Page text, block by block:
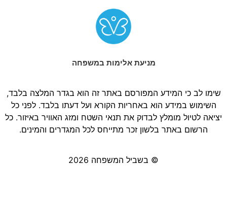
מניעת אלימות במשפחה
שימו לב כי המידע המפורסם באתר זה הוא בגדר המלצה בלבד,
השימוש במידע הוא באחריות הקורא ועל דעתו בלבד. לפני כל
יציאה לטיול מומלץ לבדוק את תנאי השטח ומזג האוויר באיזור. כל
הרשום באתר בלשון זכר מתייחס לכל המגדרים והמינים.
© בשביל המשפחה 2026